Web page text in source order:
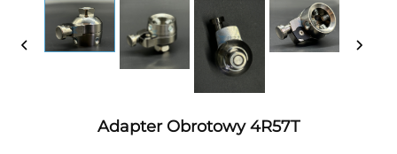
Adapter Obrotowy 4R57T